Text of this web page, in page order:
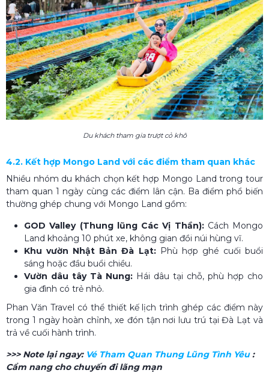
Du khách tham gia trượt cỏ khô
4.2. Kết hợp Mongo Land với các điểm tham quan khác
Nhiều nhóm du khách chọn kết hợp Mongo Land trong tour
tham quan 1 ngày cùng các điểm lân cận. Ba điểm phổ biến
thường ghép chung với Mongo Land gồm:
GOD Valley (Thung lũng Các Vị Thần):Cách Mongo
Land khoảng 10 phút xe, không gian đồi núi hùng vĩ.
Khu vườn Nhật Bản Đà Lạt: Phù hợp ghé cuối buổi
sáng hoặc đầu buổi chiều.
Vườn dâu tây Tà Nung: Hái dâu tại chỗ, phù hợp cho
gia đình có trẻ nhỏ.
Phan Văn Travel có thể thiết kế lịch trình ghép các điểm này
trong 1 ngày hoàn chỉnh, xe đón tận nơi lưu trú tại Đà Lạt và
trả về cuối hành trình.
>>> Note lại ngay: Vé Tham Quan Thung Lũng Tình Yêu:
Cẩm nang cho chuyến đi lãng mạn